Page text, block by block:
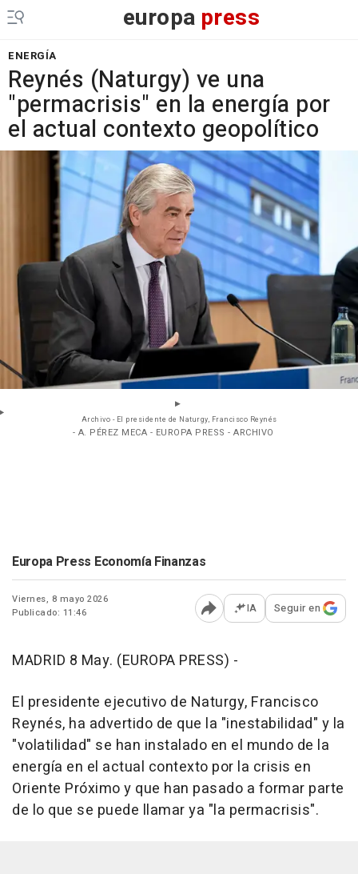
europa press
ENERGÍA
Reynés (Naturgy) ve una
"permacrisis" en la energía por
el actual contexto geopolítico
Archivo - El presidente de Naturgy, Francisco Reynés
- A. PÉREZ MECA - EUROPA PRESS - ARCHIVO
Europa Press Economía Finanzas
Viernes, 8 mayo 2026
Publicado: 11:46
Abrir opciones para
IA Seguir en
MADRID 8 May. (EUROPA PRESS) -
El presidente ejecutivo de Naturgy, Francisco
Reynés, ha advertido de que la "inestabilidad" y la
"volatilidad" se han instalado en el mundo de la
energía en el actual contexto por la crisis en
Oriente Próximo y que han pasado a formar parte
de lo que se puede llamar ya "la permacrisis".